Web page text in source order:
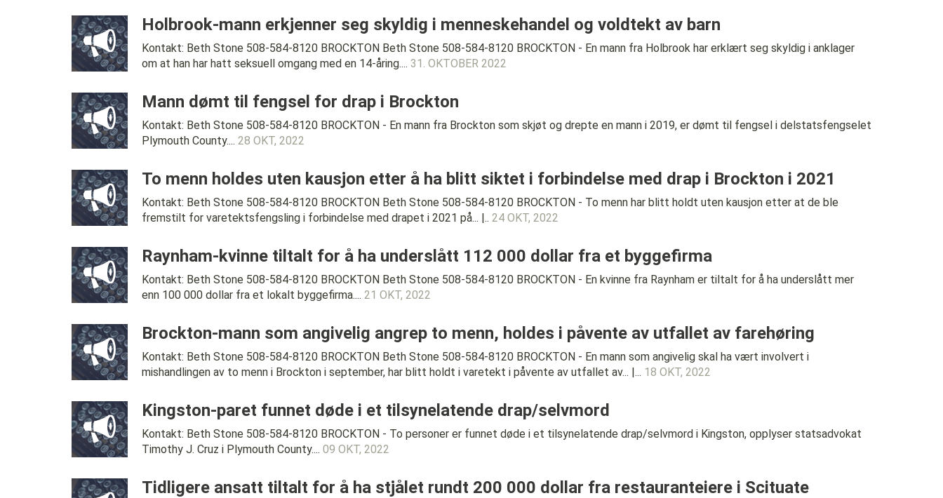
Holbrook-mann erkjenner seg skyldig i menneskehandel og voldtekt av barn
Kontakt: Beth Stone 508-584-8120 BROCKTON Beth Stone 508-584-8120 BROCKTON - En mann fra Holbrook har erklært seg skyldig i anklager
om at han har hatt seksuell omgang med en 14-åring.... 31. OKTOBER 2022
Mann dømt til fengsel for drap i Brockton
Kontakt: Beth Stone 508-584-8120 BROCKTON - En mann fra Brockton som skjøt og drepte en mann i 2019, er dømt til fengsel i delstatsfengselet
Plymouth County.... 28 OKT, 2022
To menn holdes uten kausjon etter å ha blitt siktet i forbindelse med drap i Brockton i 2021
Kontakt: Beth Stone 508-584-8120 BROCKTON Beth Stone 508-584-8120 BROCKTON - To menn har blitt holdt uten kausjon etter at de ble
fremstilt for varetektsfengsling i forbindelse med drapet i 2021 på... |.. 24 OKT, 2022
Raynham-kvinne tiltalt for å ha underslått 112 000 dollar fra et byggefirma
Kontakt: Beth Stone 508-584-8120 BROCKTON Beth Stone 508-584-8120 BROCKTON - En kvinne fra Raynham er tiltalt for å ha underslått mer
enn 100 000 dollar fra et lokalt byggefirma.... 21 OKT, 2022
Brockton-mann som angivelig angrep to menn, holdes i påvente av utfallet av farehøring
Kontakt: Beth Stone 508-584-8120 BROCKTON Beth Stone 508-584-8120 BROCKTON - En mann som angivelig skal ha vært involvert i
mishandlingen av to menn i Brockton i september, har blitt holdt i varetekt i påvente av utfallet av... |... 18 OKT, 2022
Kingston-paret funnet døde i et tilsynelatende drap/selvmord
Kontakt: Beth Stone 508-584-8120 BROCKTON - To personer er funnet døde i et tilsynelatende drap/selvmord i Kingston, opplyser statsadvokat
Timothy J. Cruz i Plymouth County.... 09 OKT, 2022
Tidligere ansatt tiltalt for å ha stjålet rundt 200 000 dollar fra restauranteiere i Scituate